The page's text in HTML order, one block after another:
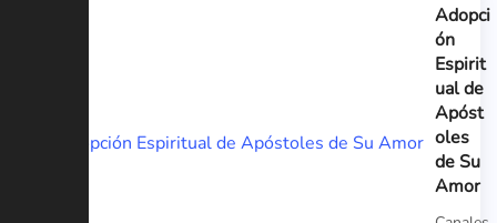
Adopci
ón
Espirit
ual de
Apóst
oles
de Su
Amor